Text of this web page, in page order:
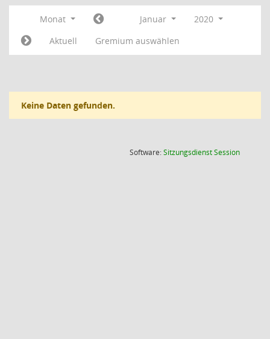
Monat Januar
2020
Aktuell
Gremium auswählen
Keine Daten gefunden.
Software:SitzungsdienstSession(Wird in